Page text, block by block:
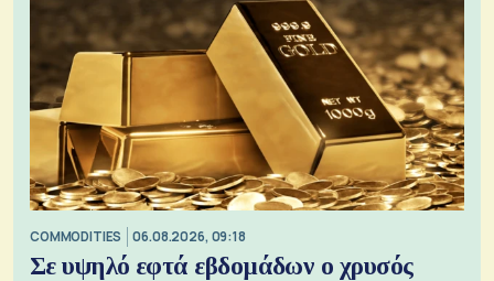
COMMODITIES 06.08.2026, 09:18
Σε υψηλό εφτά εβδομάδων ο χρυσός